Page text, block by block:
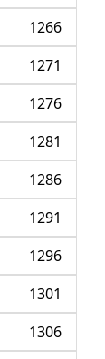
1266
1271
1276
1281
1286
1291
1296
1301
1306